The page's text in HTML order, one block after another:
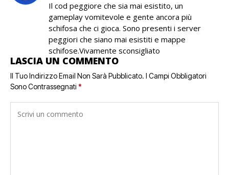
Il cod peggiore che sia mai esistito, un
gameplay vomitevole e gente ancora più
schifosa che ci gioca. Sono presenti i server
peggiori che siano mai esistiti e mappe
schifose.Vivamente sconsigliato
LASCIA UN COMMENTO
Il Tuo Indirizzo Email Non Sarà Pubblicato. I Campi Obbligatori
Sono Contrassegnati *